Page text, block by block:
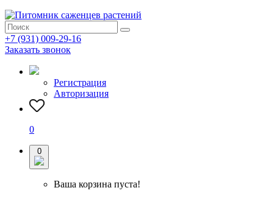
+7 (931) 009-29-16
Заказать звонок
Регистрация
Авторизация
0
0
Ваша корзина пуста!